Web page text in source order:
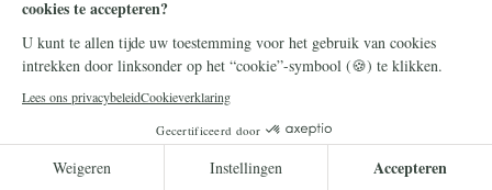
wordt steeds duidelijker hoe wreed en…
Lees meer